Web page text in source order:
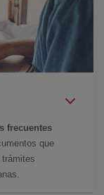
frecuentes
que